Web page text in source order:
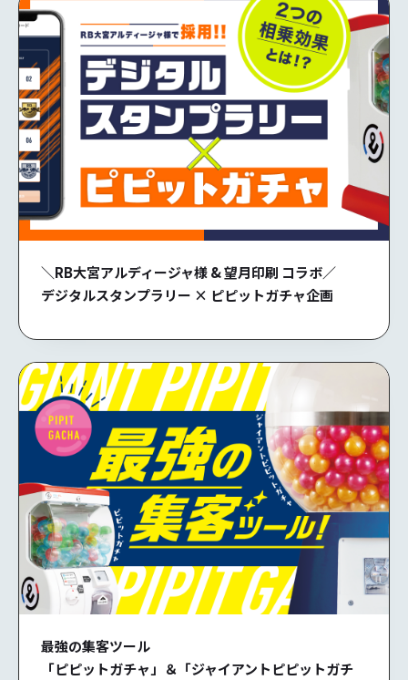
＼RB大宮アルディージャ様 & 望月印刷 コラボ／
デジタルスタンプラリー × ピピットガチャ企画
最強の集客ツール
「ピピットガチャ」＆「ジャイアントピピットガチ